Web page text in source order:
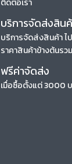
ติดต่อเรา
บริการจัดส่งสิน
บริการจัดส่งสินค้า ไ
ราคาสินค้าข้างต้นรว
ฟรีค่าจัดส่ง
เมื่อซื้อตั้งแต่ 3000